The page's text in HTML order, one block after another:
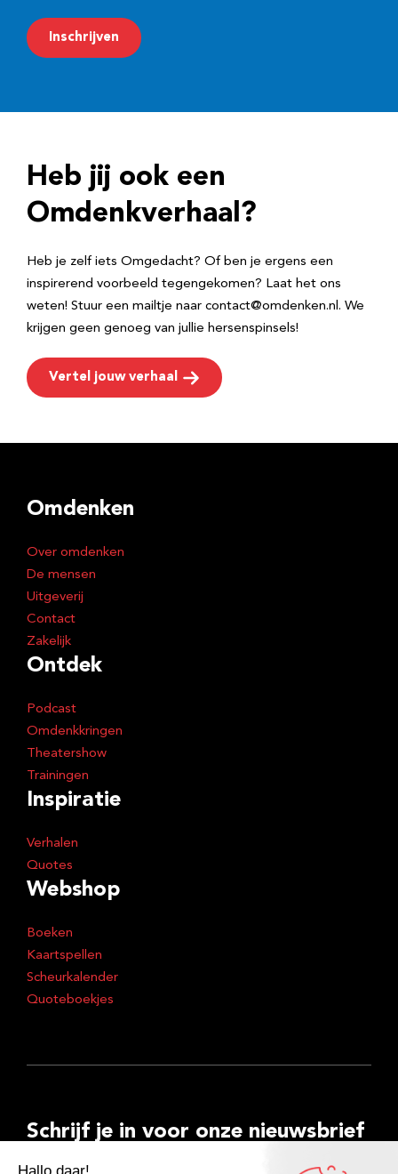
m
a
r
e
Inschrijven
Heb jij ook een
Omdenkverhaal?
Heb je zelf iets Omgedacht? Of ben je ergens een
inspirerend voorbeeld tegengekomen? Laat het ons
weten! Stuur een mailtje naar contact@omdenken.nl. We
krijgen geen genoeg van jullie hersenspinsels!
Vertel jouw verhaal
Omdenken
Over omdenken
De mensen
Uitgeverij
Contact
Zakelijk
Ontdek
Podcast
Omdenkkringen
Theatershow
Trainingen
Inspiratie
Verhalen
Quotes
Webshop
Boeken
Kaartspellen
Scheurkalender
Quoteboekjes
Schrijf je in voor onze nieuwsbrief